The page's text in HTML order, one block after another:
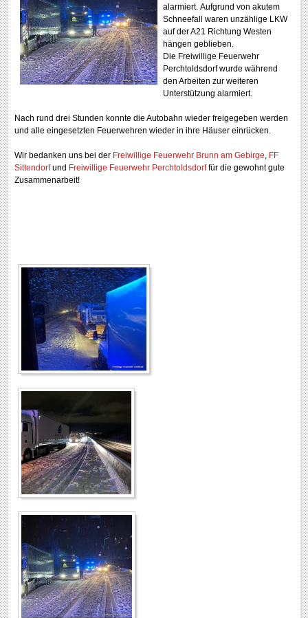
alarmiert. Aufgrund von akutem
Schneefall waren unzählige LKW
auf der A21 Richtung Westen
hängen geblieben.
Die Freiwillige Feuerwehr
Perchtoldsdorf wurde während
den Arbeiten zur weiteren
Unterstützung alarmiert.
Nach rund drei Stunden konnte die Autobahn wieder freigegeben werden
und alle eingesetzten Feuerwehren wieder in ihre Häuser einrücken.
Wir bedanken uns bei der Freiwillige Feuerwehr Brunn am Gebirge, FF
Sittendorfund Freiwillige Feuerwehr Perchtoldsdorffür die gewohnt gute
Zusammenarbeit!